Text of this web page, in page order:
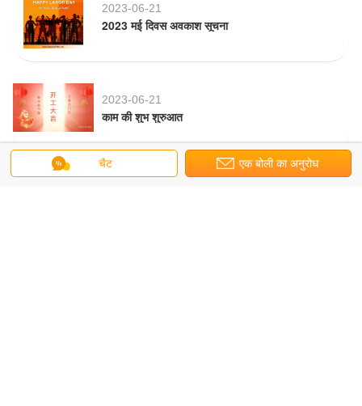
2023-06-21
2023 मई दिवस अवकाश सूचना
2023-06-21
काम की शुभ शुरुआत
चैट एक बोली का अनुरोध